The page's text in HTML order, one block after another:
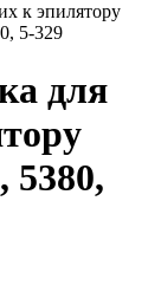
к эпилятору
5-329
для
5380,